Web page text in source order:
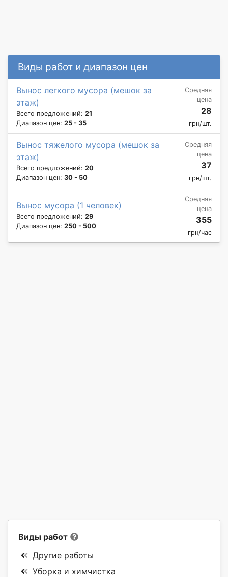
Виды работ и диапазон цен
Вынос легкого мусора (мешок за
этаж)
Всего предложений: 21
Диапазон цен: 25 - 35
Средняя
цена
28
грн/шт.
Вынос тяжелого мусора (мешок за
этаж)
Всего предложений: 20
Диапазон цен: 30 - 50
Средняя
цена
37
грн/шт.
Вынос мусора (1 человек)
Всего предложений: 29
Диапазон цен: 250 - 500
Средняя
цена
355
грн/час
Виды работ
Другие работы
Уборка и химчистка